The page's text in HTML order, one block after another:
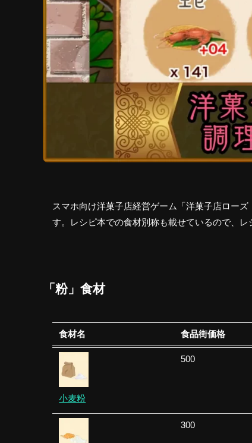
スマホ向け洋菓子店経営ゲーム「洋菓子店ロー
す。レシピ本での食材別称も載せているので、
「粉」食材
食材名 食品街価格
小麦粉
500
300